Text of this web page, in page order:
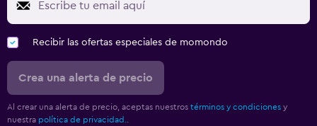
Recibir las ofertas especiales de momondo
Crea una alerta de precio
Al crear una alerta de precio, aceptas nuestros términos y condiciones y
nuestra política de privacidad..